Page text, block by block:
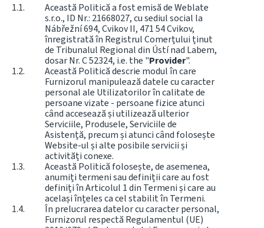
Această Politică a fost emisă de Weblate
s.r.o., ID Nr.: 21668027, cu sediul social la
Nábřežní 694, Cvikov II, 471 54 Cvikov,
înregistrată în Registrul Comerțului ținut
de Tribunalul Regional din Ústí nad Labem,
dosar Nr. C 52324, i.e. the "Provider".
Această Politică descrie modul în care
Furnizorul manipulează datele cu caracter
personal ale Utilizatorilor în calitate de
persoane vizate - persoane fizice atunci
când accesează și utilizează ulterior
Serviciile, Produsele, Serviciile de
Asistență, precum și atunci când folosește
Website-ul și alte posibile servicii și
activități conexe.
Această Politică folosește, de asemenea,
anumiți termeni sau definiții care au fost
definiți în Articolul 1 din Termeni și care au
același înțeles ca cel stabilit în Termeni.
În prelucrarea datelor cu caracter personal,
Furnizorul respectă Regulamentul (UE)